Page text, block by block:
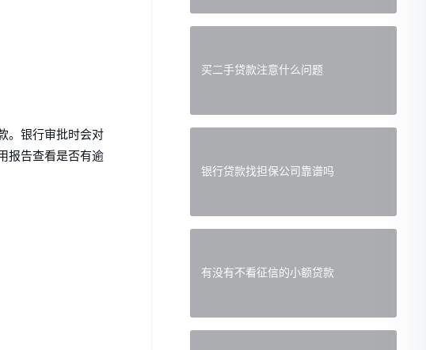
。银行审批时会对
报告查看是否有逾
买二手贷款注意什么问题
银行贷款找担保公司靠谱吗
有没有不看征信的小额贷款